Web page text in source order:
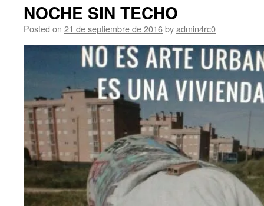
NOCHE SIN TECHO
Posted on 21 de septiembre de 2016byadmin4rc0